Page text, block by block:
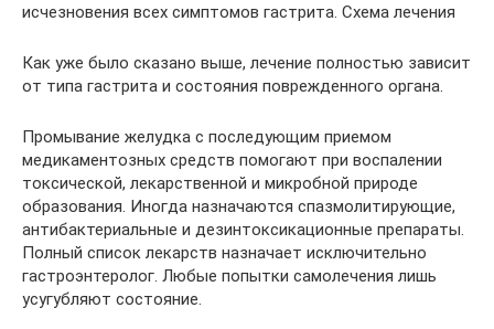
исчезновения всех симптомов гастрита. Схема лечения
Как уже было сказано выше, лечение полностью зависит
от типа гастрита и состояния поврежденного органа.
Промывание желудка с последующим приемом
медикаментозных средств помогают при воспалении
токсической, лекарственной и микробной природе
образования. Иногда назначаются спазмолитирующие,
антибактериальные и дезинтоксикационные препараты.
Полный список лекарств назначает исключительно
гастроэнтеролог. Любые попытки самолечения лишь
усугубляют состояние.